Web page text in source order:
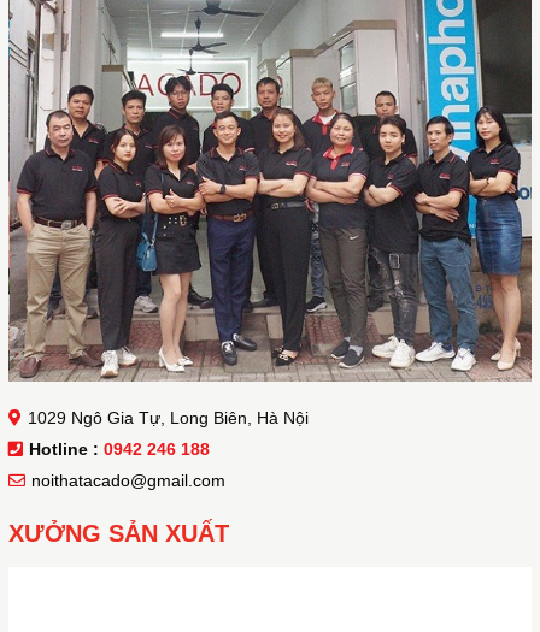
1029 Ngô Gia Tự, Long Biên, Hà Nội
Hotline : 0942 246 188
noithatacado@gmail.com
XƯỞNG SẢN XUẤT